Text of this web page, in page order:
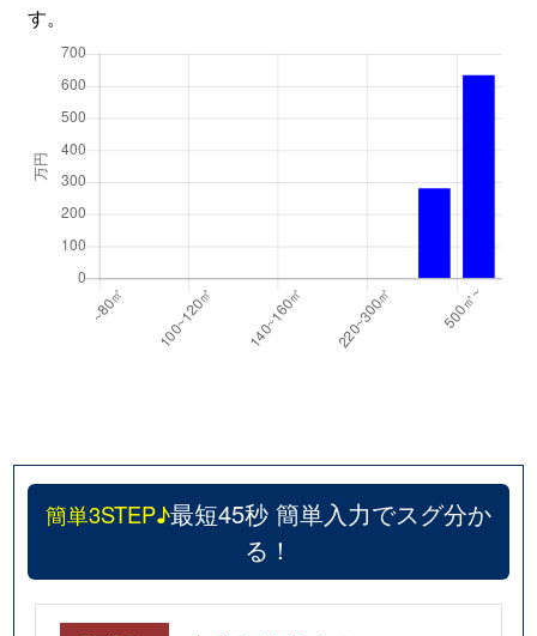
す。
簡単3STEP♪最短45秒 簡単入力でスグ分か
る！